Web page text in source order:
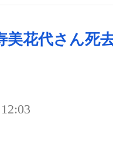
美花代さん死